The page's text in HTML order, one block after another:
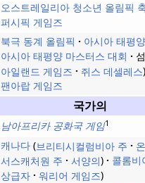
오스트레일리아 청소년 올림픽
퍼시픽 게임즈
북극 동계 올림픽
아시아 태평
아시아 태평양 마스터스 대회
섬
아일랜드 게임즈
쥐스 데셀레스
팬아랍 게임즈
국가의
남아프리카 공화국 게임1
캐나다 브리티시컬럼비아 주
서스캐처원 주
서양의 콜롬비
상급자
워리어 게임즈